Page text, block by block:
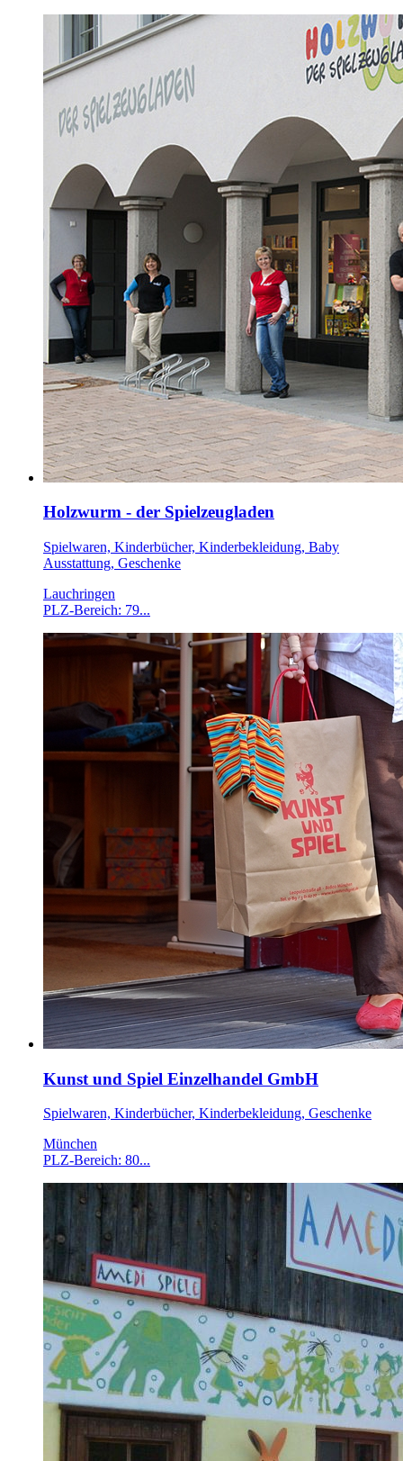
Holzwurm - der Spielzeugladen
Spielwaren, Kinderbücher, Kinderbekleidung, Baby
Ausstattung, Geschenke
Lauchringen
PLZ-Bereich: 79...
Kunst und Spiel Einzelhandel GmbH
Spielwaren, Kinderbücher, Kinderbekleidung, Geschenke
München
PLZ-Bereich: 80...